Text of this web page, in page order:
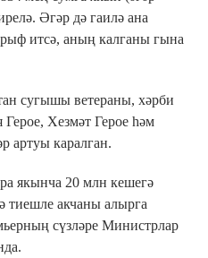
Әгәр дә гаилә ана
итсә, аның калганы гына
сугышы ветераны, хәрби
Герое, Хезмәт Герое һәм
артуы каралган.
якынча 20 млн кешегә
тиешле акчаны алырга
сүзләре Министрлар